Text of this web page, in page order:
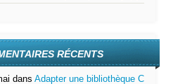
RÉCENTS
dans Adapter une bibliothèque C